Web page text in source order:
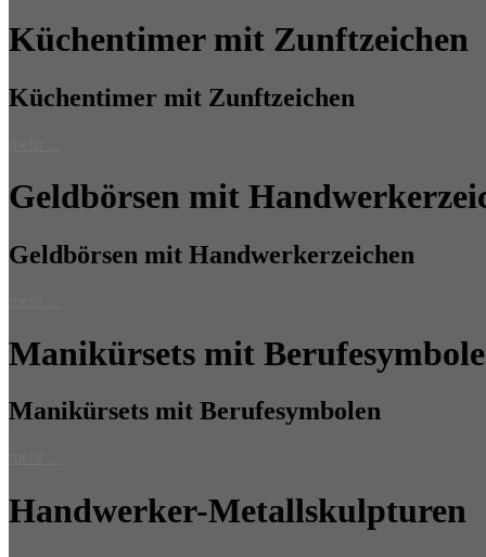
Küchentimer mit Zunftzeichen
Küchentimer mit Zunftzeichen
Geldbörsen mit
Geldbörsen mit Handwerkerzeichen
Manikürsets mit
Manikürsets mit Berufesymbolen
Handwerker-Metallskulpturen